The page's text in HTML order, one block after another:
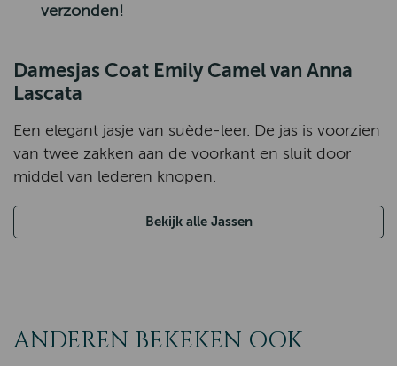
verzonden!
Damesjas Coat Emily Camel van Anna
Lascata
Een elegant jasje van suède-leer. De jas is voorzien
van twee zakken aan de voorkant en sluit door
middel van lederen knopen.
Bekijk alle Jassen
ANDEREN BEKEKEN OOK